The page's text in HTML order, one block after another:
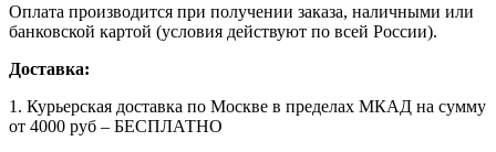
Оплата производится при получении заказа, наличными или
банковской картой (условия действуют по всей России).
Доставка:
1. Курьерская доставка по Москве в пределах МКАД на сумму
от 4000 руб – БЕСПЛАТНО